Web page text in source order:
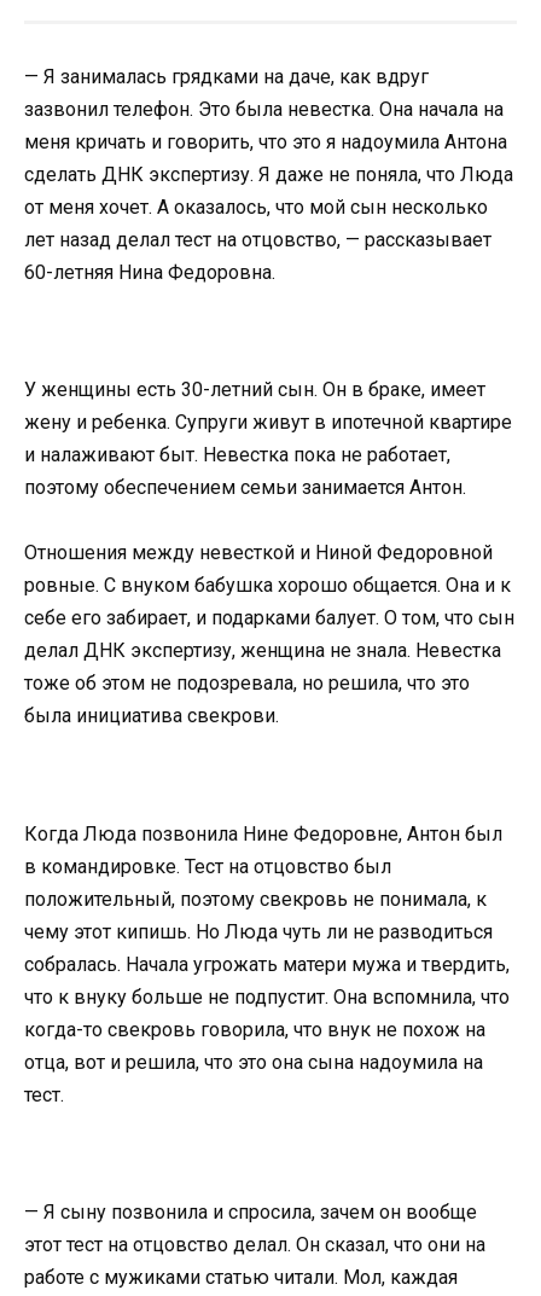
— Я занималась грядками на даче, как вдруг
зазвонил телефон. Это была невестка. Она начала на
меня кричать и говорить, что это я надоумила Антона
сделать ДНК экспертизу. Я даже не поняла, что Люда
от меня хочет. А оказалось, что мой сын несколько
лет назад делал тест на отцовство, — рассказывает
60-летняя Нина Федоровна.
У женщины есть 30-летний сын. Он в браке, имеет
жену и ребенка. Супруги живут в ипотечной квартире
и налаживают быт. Невестка пока не работает,
поэтому обеспечением семьи занимается Антон.
Отношения между невесткой и Ниной Федоровной
ровные. С внуком бабушка хорошо общается. Она и к
себе его забирает, и подарками балует. О том, что сын
делал ДНК экспертизу, женщина не знала. Невестка
тоже об этом не подозревала, но решила, что это
была инициатива свекрови.
Когда Люда позвонила Нине Федоровне, Антон был
в командировке. Тест на отцовство был
положительный, поэтому свекровь не понимала, к
чему этот кипишь. Но Люда чуть ли не разводиться
собралась. Начала угрожать матери мужа и твердить,
что к внуку больше не подпустит. Она вспомнила, что
когда-то свекровь говорила, что внук не похож на
отца, вот и решила, что это она сына надоумила на
тест.
— Я сыну позвонила и спросила, зачем он вообще
этот тест на отцовство делал. Он сказал, что они на
работе с мужиками статью читали. Мол, каждая